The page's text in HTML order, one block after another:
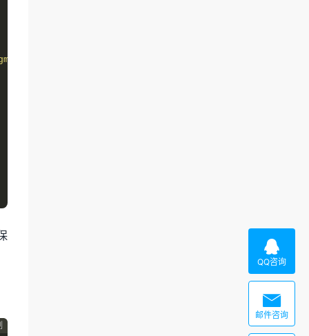
2 ./{vName}/output%03d.ts'

QQ咨询

邮件咨询